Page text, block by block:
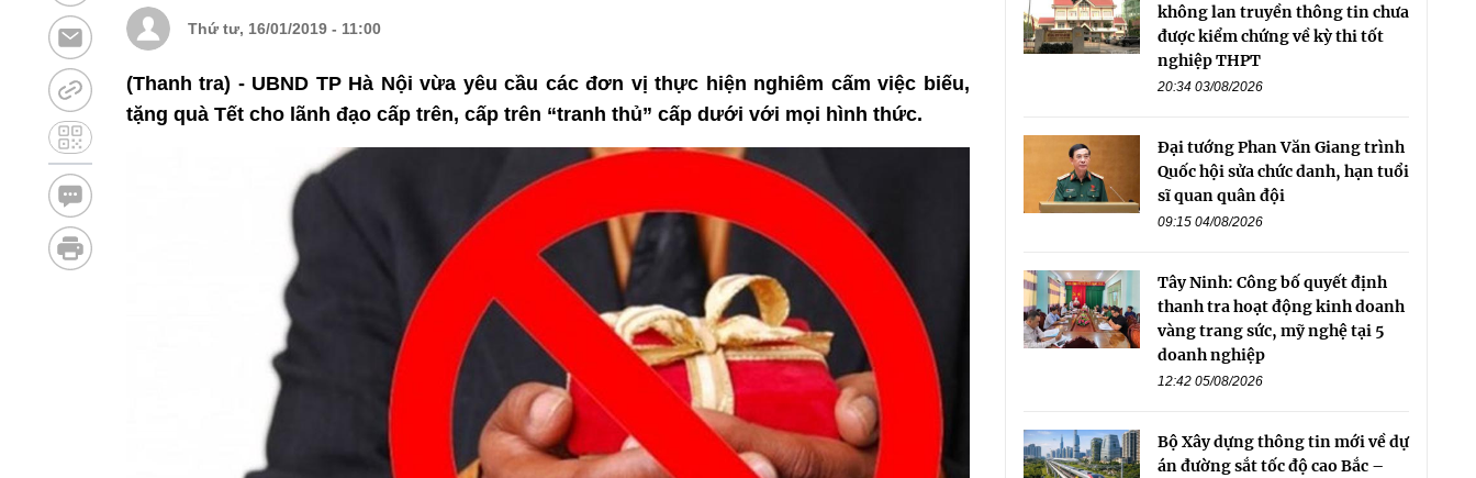
Thứ tư, 16/01/2019 - 11:00
(Thanh tra) - UBND TP Hà Nội vừa yêu cầu các đơn vị thực hiện nghiêm cấm việc biếu,
tặng quà Tết cho lãnh đạo cấp trên, cấp trên “tranh thủ” cấp dưới với mọi hình thức.
không lan truyền thông tin chưa
được kiểm chứng về kỳ thi tốt
nghiệp THPT
20:34 03/08/2026
Đại tướng Phan Văn Giang trình
Quốc hội sửa chức danh, hạn tuổi
sĩ quan quân đội
09:15 04/08/2026
Tây Ninh: Công bố quyết định
thanh tra hoạt động kinh doanh
vàng trang sức, mỹ nghệ tại 5
doanh nghiệp
12:42 05/08/2026
Bộ Xây dựng thông tin mới về dự
án đường sắt tốc độ cao Bắc –